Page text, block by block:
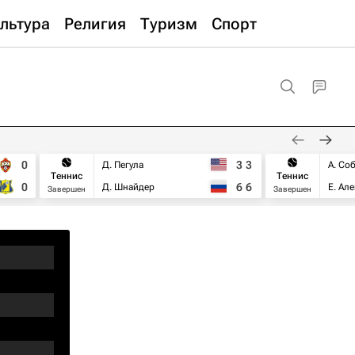
Религия Туризм Спорт
0
0
Теннис
Завершен
Д. Пегула
Д. Шнайдер
3 3
6 6
Теннис
Завершен
А.
Е.